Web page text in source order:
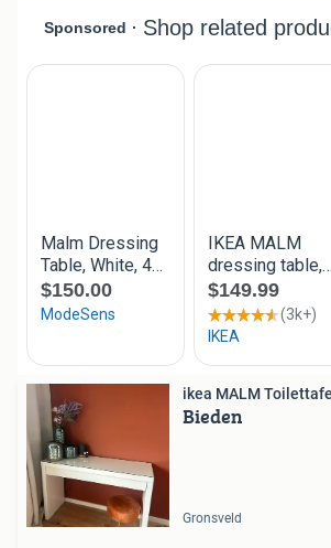
ikea MALM Toilettafel
Bieden
Gronsveld